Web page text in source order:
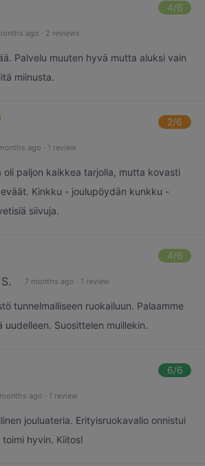
4/6
ago · 2 reviews
Palvelu muuten hyvä mutta aluksi vain
miinusta.
2/6
ago · 1 review
oli paljon kaikkea tarjolla, mutta kovasti
Kinkku - joulupöydän kunkku -
siivuja.
4/6
7 months ago · 1 review
tunnelmalliseen ruokailuun. Palaamme
uudelleen. Suosittelen muillekin.
6/6
ago · 1 review
jouluateria. Erityisruokavalio onnistui
hyvin. Kiitos!